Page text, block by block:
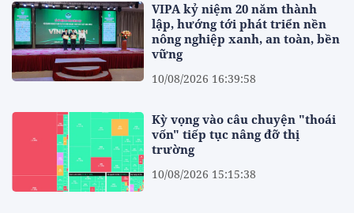
VIPA kỷ niệm 20 năm thành
lập, hướng tới phát triển nền
nông nghiệp xanh, an toàn, bền
vững
10/08/2026 16:39:58
Kỳ vọng vào câu chuyện "thoái
vốn" tiếp tục nâng đỡ thị
trường
10/08/2026 15:15:38